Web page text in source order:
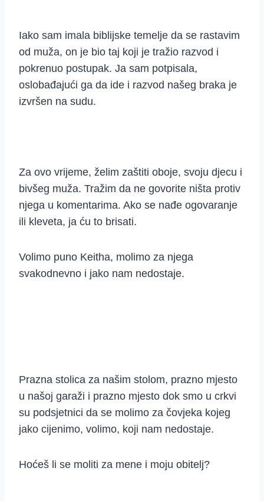
Iako sam imala biblijske temelje da se rastavim
od muža, on je bio taj koji je tražio razvod i
pokrenuo postupak. Ja sam potpisala,
oslobađajući ga da ide i razvod našeg braka je
izvršen na sudu.
Za ovo vrijeme, želim zaštiti oboje, svoju djecu i
bivšeg muža. Tražim da ne govorite ništa protiv
njega u komentarima. Ako se nađe ogovaranje
ili kleveta, ja ću to brisati.
Volimo puno Keitha, molimo za njega
svakodnevno i jako nam nedostaje.
Prazna stolica za našim stolom, prazno mjesto
u našoj garaži i prazno mjesto dok smo u crkvi
su podsjetnici da se molimo za čovjeka kojeg
jako cijenimo, volimo, koji nam nedostaje.
Hoćeš li se moliti za mene i moju obitelj?